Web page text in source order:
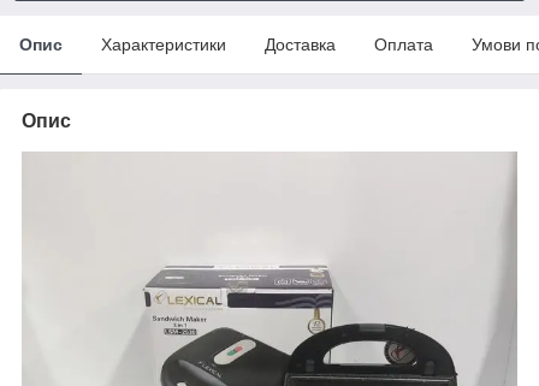
Опис Характеристики Доставка Оплата Умови
Опис